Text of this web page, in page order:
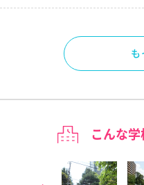
も
こんな